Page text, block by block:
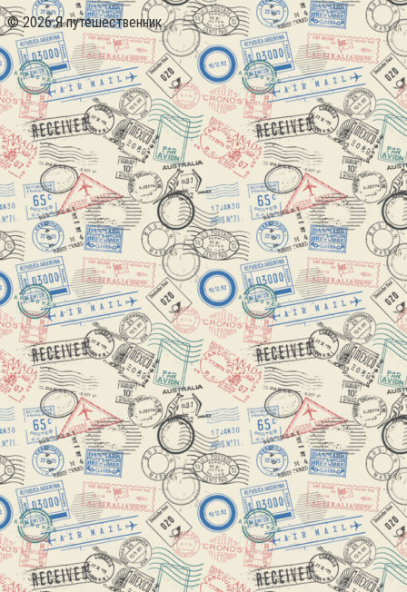
© 2026 Я путешественник